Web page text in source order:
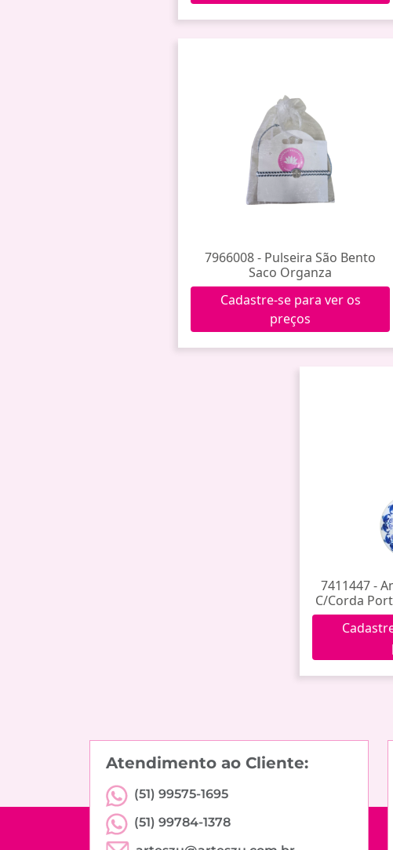
7966008 - Pulseira São Bento
Saco Organza
Cadastre-se para ver os
preços
7411447 -
C/Corda
Atendimento ao Cliente:
(51) 99575-1695
(51) 99784-1378